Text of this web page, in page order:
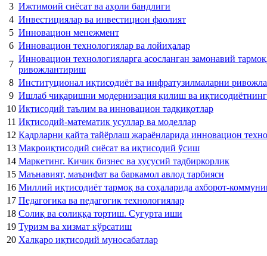
3 Ижтимоий сиёсат ва аҳоли бандлиги
4 Инвестициялар ва инвестицион фаолият
5 Инновацион менежмент
6 Инновацион технологиялар ва лойиҳалар
7
Инновацион технологияларга асосланган замонавий
ривожлантириш
8 Институционал иқтисодиёт ва инфратузилмаларни
9 Ишлаб чиқаришни модернизация қилиш ва
10 Иқтисодий таълим ва инновацион тадқиқотлар
11 Иқтисодий-математик усуллар ва моделлар
12 Кадрларни қайта тайёрлаш жараёнларида инновацион
13 Макроиқтисодий сиёсат ва иқтисодий ўсиш
14 Маркетинг. Кичик бизнес ва хусусий тадбиркорлик
15 Маънавият, маърифат ва баркамол авлод тарбияси
16 Миллий иқтисодиёт тармоқ ва соҳаларида ахборот-
17 Педагогика ва педагогик технологиялар
18 Солиқ ва солиққа тортиш. Суғурта иши
19 Туризм ва хизмат кўрсатиш
20 Халқаро иқтисодий муносабатлар